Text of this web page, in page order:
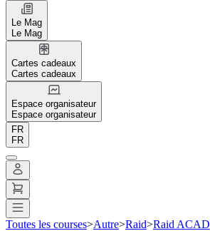
Le Mag
Le Mag
Cartes cadeaux
Cartes cadeaux
Espace organisateur
Espace organisateur
FR
FR
Toutes les courses>Autre>Raid>Raid ACAD